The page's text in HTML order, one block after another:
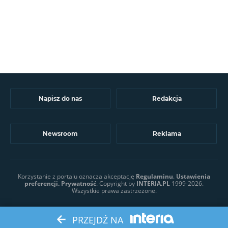
Napisz do nas Redakcja
Newsroom Reklama
Korzystanie z portalu oznacza akceptację Regulaminu. Ustawienia
preferencji. Prywatność. Copyright by INTERIA.PL 1999-2026.
Wszystkie prawa zastrzeżone.
PRZEJDŹ NA